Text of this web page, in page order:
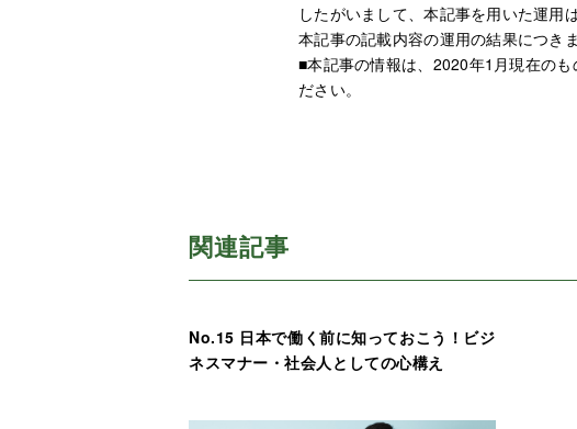
したがいまして、本記事を用いた運用
本記事の記載内容の運用の結果につき
■本記事の情報は、2020年1月現在の
ださい。
関連記事
No.15 日本で働く前に知っておこう！ビジ
ネスマナー・社会人としての心構え